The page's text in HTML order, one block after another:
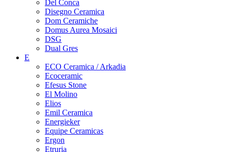
Del Conca
Disegno Ceramica
Dom Ceramiche
Domus Aurea Mosaici
DSG
Dual Gres
E
ECO Ceramica / Arkadia
Ecoceramic
Efesus Stone
El Molino
Elios
Emil Ceramica
Energieker
Equipe Ceramicas
Ergon
Etruria